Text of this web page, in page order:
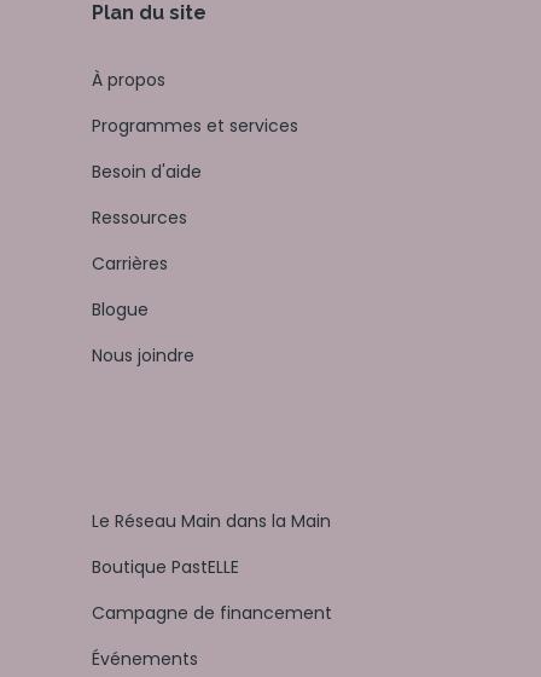
Plan du site
À propos
Programmes et services
Besoin d'aide
Ressources
Carrières
Blogue
Nous joindre
Le Réseau Main dans la Main
Boutique PastELLE
Campagne de financement
Événements